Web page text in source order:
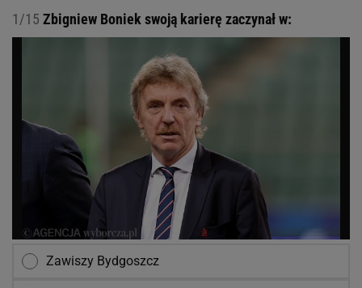
1/15 Zbigniew Boniek swoją karierę zaczynał w:
Zawiszy Bydgoszcz